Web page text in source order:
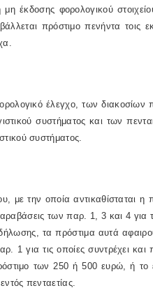
μη έκδοσης φορολογικού
πρόστιμο πενήντα
έλεγχο, των
συστήματος και των
συστήματος.
την οποία αντικαθίσταται
των παρ. 1, 3 και 4 για
τα πρόστιμα αυτά
1 για τις οποίες συντρέχει
των 250 ή 500 ευρώ, ή
πενταετίας.